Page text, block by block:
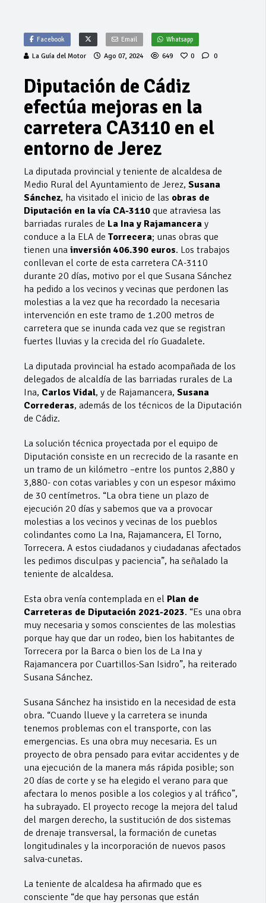
Facebook Email Whatsapp
La Guía del Motor Ago 07, 2024 649 0 0
Diputación de Cádiz
efectúa mejoras en la
carretera CA3110 en el
entorno de Jerez
La diputada provincial y teniente de alcaldesa de
Medio Rural del Ayuntamiento de Jerez, Susana
Sánchez, ha visitado el inicio de las obras de
Diputación en la vía CA-3110 que atraviesa las
barriadas rurales de La Ina y Rajamancera y
conduce a la ELA de Torrecera; unas obras que
tienen una inversión 406.390 euros. Los trabajos
conllevan el corte de esta carretera CA-3110
durante 20 días, motivo por el que Susana Sánchez
ha pedido a los vecinos y vecinas que perdonen las
molestias a la vez que ha recordado la necesaria
intervención en este tramo de 1.200 metros de
carretera que se inunda cada vez que se registran
fuertes lluvias y la crecida del río Guadalete.
La diputada provincial ha estado acompañada de los
delegados de alcaldía de las barriadas rurales de La
Ina, Carlos Vidal, y de Rajamancera, Susana
Correderas, además de los técnicos de la Diputación
de Cádiz.
La solución técnica proyectada por el equipo de
Diputación consiste en un recrecido de la rasante en
un tramo de un kilómetro –entre los puntos 2,880 y
3,880- con cotas variables y con un espesor máximo
de 30 centímetros. “La obra tiene un plazo de
ejecución 20 días y sabemos que va a provocar
molestias a los vecinos y vecinas de los pueblos
colindantes como La Ina, Rajamancera, El Torno,
Torrecera. A estos ciudadanos y ciudadanas afectados
les pedimos disculpas y paciencia”, ha señalado la
teniente de alcaldesa.
Esta obra venía contemplada en el Plan de
Carreteras de Diputación 2021-2023. “Es una obra
muy necesaria y somos conscientes de las molestias
porque hay que dar un rodeo, bien los habitantes de
Torrecera por la Barca o bien los de La Ina y
Rajamancera por Cuartillos-San Isidro”, ha reiterado
Susana Sánchez.
Susana Sánchez ha insistido en la necesidad de esta
obra. “Cuando llueve y la carretera se inunda
tenemos problemas con el transporte, con las
emergencias. Es una obra muy necesaria. Es un
proyecto de obra pensado para evitar accidentes y de
una ejecución de la manera más rápida posible; son
20 días de corte y se ha elegido el verano para que
afectara lo menos posible a los colegios y al tráfico”,
ha subrayado. El proyecto recoge la mejora del talud
del margen derecho, la sustitución de dos sistemas
de drenaje transversal, la formación de cunetas
longitudinales y la incorporación de nuevos pasos
salva-cunetas.
La teniente de alcaldesa ha afirmado que es
consciente “de que hay personas que están